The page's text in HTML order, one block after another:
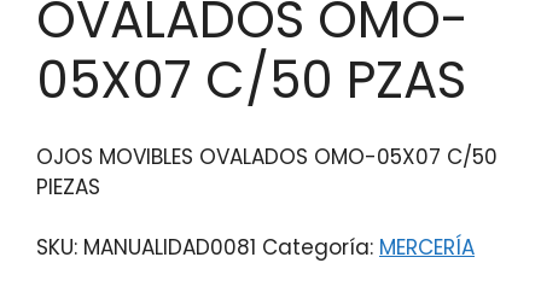
OVALADOS OMO-
05X07 C/50 PZAS
OJOS MOVIBLES OVALADOS OMO-05X07 C/50
PIEZAS
SKU: MANUALIDAD0081 Categoría: MERCERÍA